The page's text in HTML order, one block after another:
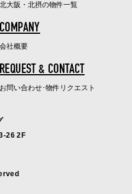
北大阪・北摂の物件一覧
COMPANY
会社概要
REQUEST & CONTACT
お問い合わせ･物件リクエスト
26 2F